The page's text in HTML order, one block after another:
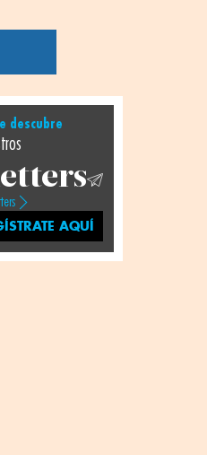
descubre
AQUÍ